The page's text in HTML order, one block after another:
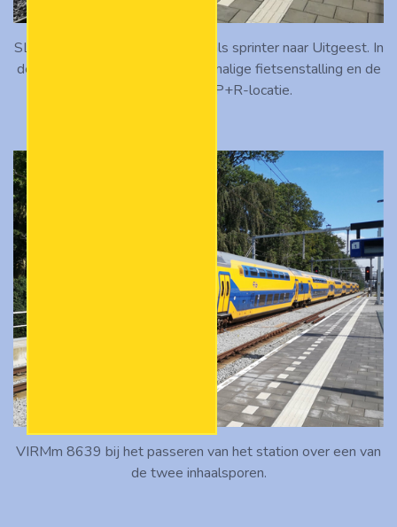
SLT 2451 komt aan op spoor 2 als sprinter naar Uitgeest. In
de achtergrond zien we de voormalige fietsenstalling en de
nieuw gebouwde P+R-locatie.
VIRMm 8639 bij het passeren van het station over een van
de twee inhaalsporen.